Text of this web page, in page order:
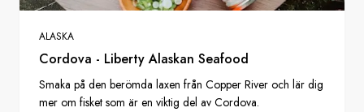
ALASKA
Cordova - Liberty Alaskan Seafood
Smaka på den berömda laxen från Copper River och lär dig
mer om fisket som är en viktig del av Cordova.